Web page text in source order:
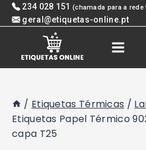
Skip 234 028 151 (chamada para a
geral@etiquetas-online.pt
/ Etiquetas Térmicas /
Etiquetas Papel Térmico
capa T25